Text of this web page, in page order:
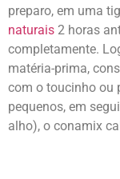
preparo, em uma
naturais 2 horas
completamente.
matéria-prima,
com o toucinho ou
pequenos, em
alho), o conamix